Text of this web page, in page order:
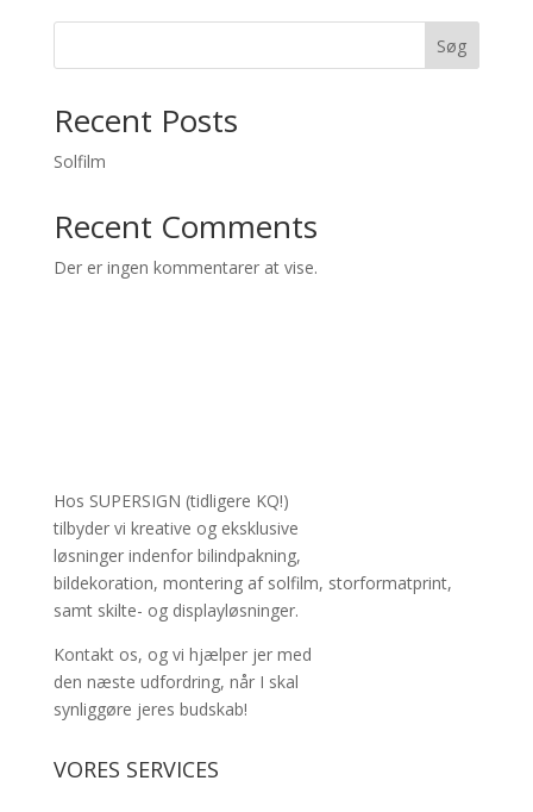
Søg
Recent Posts
Solfilm
Recent Comments
Der er ingen kommentarer at vise.
Hos SUPERSIGN (tidligere KQ!)
tilbyder vi kreative og eksklusive
løsninger indenfor bilindpakning,
bildekoration, montering af solfilm, storformatprint,
samt skilte- og displayløsninger.
Kontakt os, og vi hjælper jer med
den næste udfordring, når I skal
synliggøre jeres budskab!
VORES SERVICES